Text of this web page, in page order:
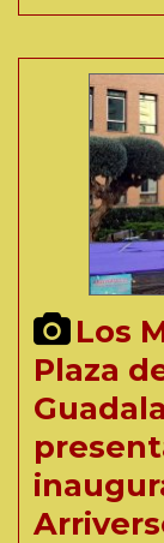
Los
Plaza